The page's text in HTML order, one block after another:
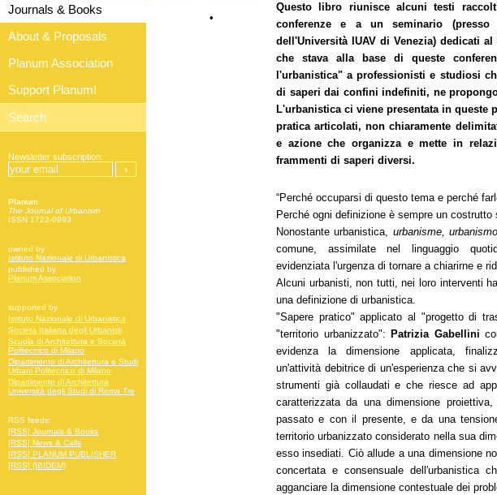
•
Questo libro riunisce alcuni testi
conferenze e a un seminario
dell'Università IUAV di Venezia) dedicati
che stava alla base di queste
l'urbanistica" a professionisti e studiosi
di saperi dai confini indefiniti, ne
L'urbanistica ci viene presentata in queste
pratica articolati, non chiaramente
e azione che organizza e mette in
frammenti di saperi diversi.
“Perché occuparsi di questo tema e perché
Perché ogni definizione è sempre un costrutto
Nonostante urbanistica, urbanisme,
comune, assimilate nel linguaggio
evidenziata l'urgenza di tornare a chiarirne e
Alcuni urbanisti, non tutti, nei loro interventi
una definizione di urbanistica.
"Sapere pratico" applicato al "progetto di
"territorio urbanizzato": Patrizia Gabellini
evidenza la dimensione applicata,
un'attività debitrice di un'esperienza che si
strumenti già collaudati e che riesce ad
caratterizzata da una dimensione
passato e con il presente, e da una
territorio urbanizzato considerato nella sua
esso insediati. Ciò allude a una dimensione
concertata e consensuale dell'urbanistica
agganciare la dimensione contestuale dei
Journals & Books
About & Proposals
Planum Association
Support Planum!
Newsletter subscription:
Planum
The Journal of Urbanism
ISSN 1723-0993
owned by
Istituto Nazionale di Urbanistica
published by
Planum Association
supported by
Istituto Nazionale di Urbanistica
Società Italiana degli Urbanisti
Scuola di Architettura e Società
Politecnico di Milano
Dipartimento di Architettura e Studi
Urbani Politecnico di Milano
Dipartimento di Architettura
Università degli Studi di Roma Tre
RSS feeds:
[RSS] Journals & Books
[RSS] News & Calls
[RSS] PLANUM PUBLISHER
[RSS] (IBIDEM)